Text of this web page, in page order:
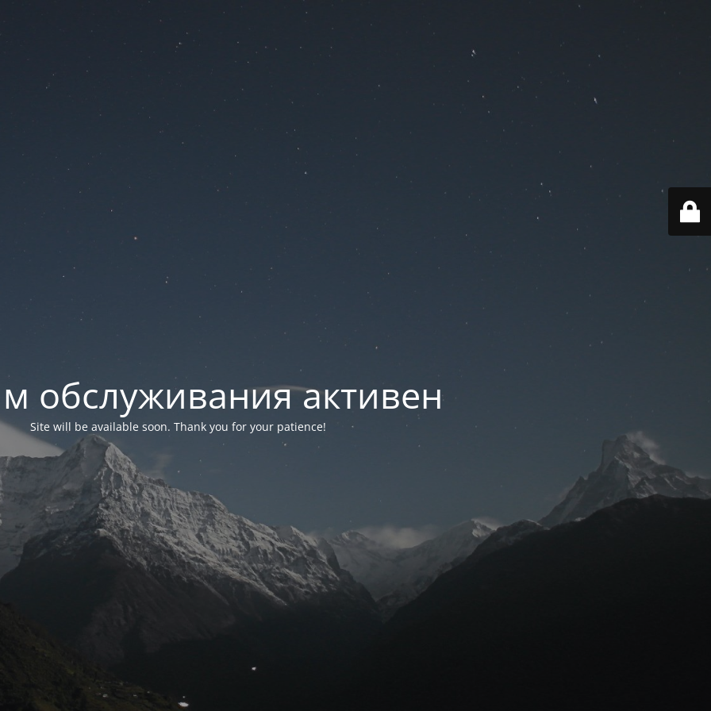
обслуживания активен
Site will be available soon. Thank you for your patience!